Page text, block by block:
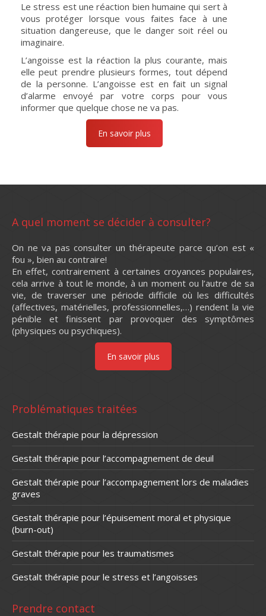
Le stress est une réaction bien humaine qui sert à
vous protéger lorsque vous faites face à une
situation dangereuse, que le danger soit réel ou
imaginaire.
L’angoisse est la réaction la plus courante, mais
elle peut prendre plusieurs formes, tout dépend
de la personne. L’angoisse est en fait un signal
d’alarme envoyé par votre corps pour vous
informer que quelque chose ne va pas.
En savoir plus
A quel moment se décider à consulter?
On ne va pas consulter un thérapeute parce qu’on est «
fou », bien au contraire!
En effet, contrairement à certaines croyances populaires,
cela arrive à tout le monde, à un moment ou l’autre de sa
vie, de traverser une période difficile où les difficultés
(affectives, matérielles, professionnelles,…) rendent la vie
pénible et finissent par provoquer des symptômes
(physiques ou psychiques).
En savoir plus
Problématiques traitées
Gestalt thérapie pour la dépression
Gestalt thérapie pour l’accompagnement de deuil
Gestalt thérapie pour l’accompagnement lors de maladies
graves
Gestalt thérapie pour l’épuisement moral et physique
(burn-out)
Gestalt thérapie pour les traumatismes
Gestalt thérapie pour le stress et l’angoisses
Prendre contact